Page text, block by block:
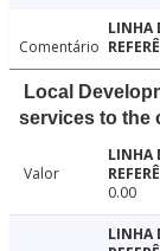
Comentário
Local
services to the
Valor
0.00